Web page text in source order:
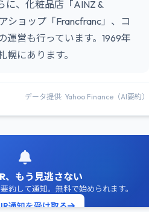
に、化粧品店「AINZ &
ショップ「Francfranc」、コ
運営も行っています。1969年
幌にあります。
データ提供: Yahoo Finance（AI要約）
、もう見逃さない
約して通知。無料で始められます。
通知を受け取る